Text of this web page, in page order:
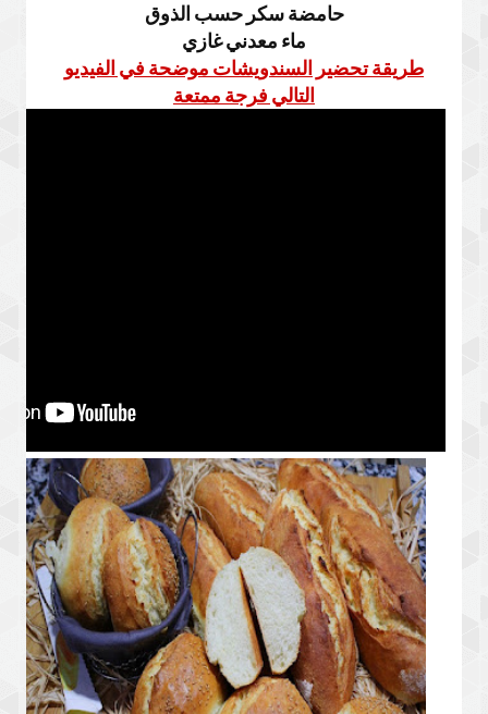
حامضة سكر حسب الذوق
ماء معدني غازي
طريقة تحضير السندويشات موضحة في الفيديو
التالي فرجة ممتعة